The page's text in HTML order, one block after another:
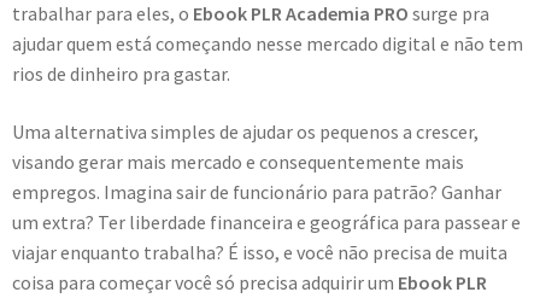
trabalhar para eles, o Ebook PLR Academia PRO surge pra
ajudar quem está começando nesse mercado digital e não tem
rios de dinheiro pra gastar.
Uma alternativa simples de ajudar os pequenos a crescer,
visando gerar mais mercado e consequentemente mais
empregos. Imagina sair de funcionário para patrão? Ganhar
um extra? Ter liberdade financeira e geográfica para passear e
viajar enquanto trabalha? É isso, e você não precisa de muita
coisa para começar você só precisa adquirir um Ebook PLR